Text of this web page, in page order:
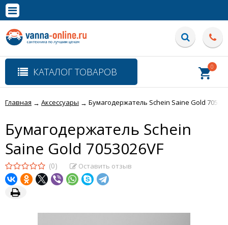
Полная версия сайта
КАТАЛОГ ТОВАРОВ 0
Главная → Аксессуары → Бумагодержатель Schein Saine Gold
Бумагодержатель Schein
Saine Gold 7053026VF
(0) Оставить отзыв